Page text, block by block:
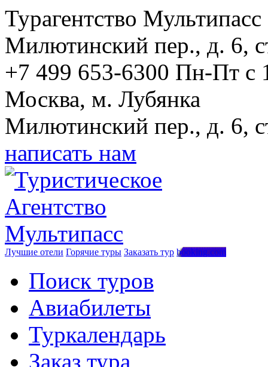
Турагентство Мультипасс
Милютинский пер., д. 6,
+7 499 653-6300 Пн-Пт с
Москва, м. Лубянка
Милютинский пер., д. 6,
написать нам
Лучшие отели Горячие туры Заказать тур booking.com
Поиск туров
Авиабилеты
Туркалендарь
Заказ тура